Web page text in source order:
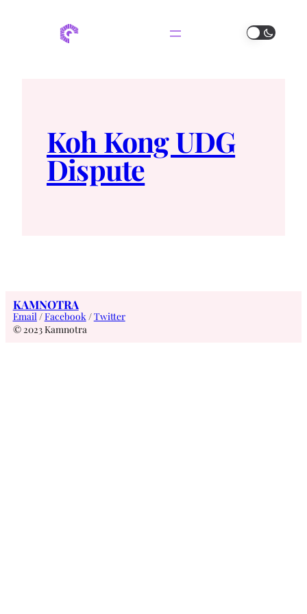
Koh Kong UDG
Dispute
KAMNOTRA
Email /Facebook /Twitter
© 2023 Kamnotra